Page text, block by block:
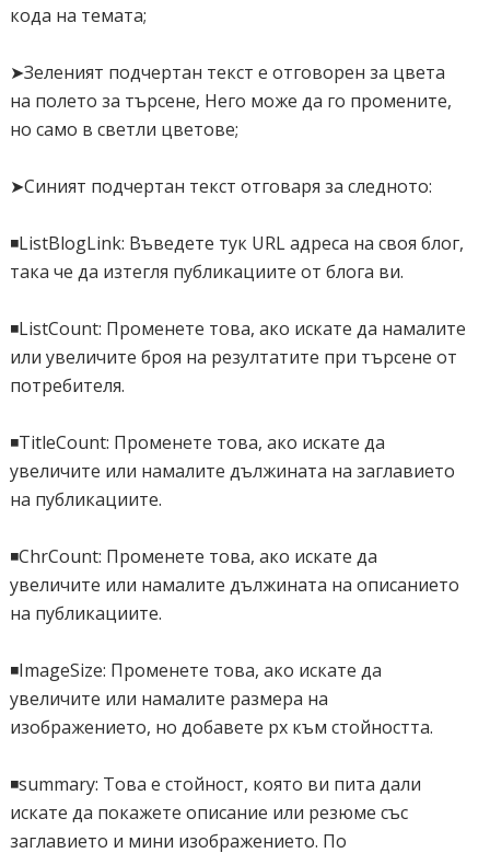
.abt_results_wrap .input-group::before {
border-radius: 8px 30px 0px 8px!important;
background: var(--themeColor);
.abt_results_wrap input {border-radius: 0px!important;}
</style>
<div class='abt_results_wrap'>
<form autocomplete="off" action='/search'>
<input id='search_box' name='q' placeholder='Press
Enter To Search' onkeyup='resetField()' />
<div id='showing_Headings'></div>
<div class="abt_search_wrap abt_switch_class">
</div>
</div>
кода на темата;
➤Зеленият подчертан текст е отговорен за цвета
на полето за търсене, Него може да го промените,
но само в светли цветове;
➤Синият подчертан текст отговаря за следното:
◾ListBlogLink: Въведете тук URL адреса на своя блог,
така че да изтегля публикациите от блога ви.
◾ListCount: Променете това, ако искате да намалите
или увеличите броя на резултатите при търсене от
потребителя.
◾TitleCount: Променете това, ако искате да
увеличите или намалите дължината на заглавието
на публикациите.
◾ChrCount: Променете това, ако искате да
увеличите или намалите дължината на описанието
на публикациите.
◾ImageSize: Променете това, ако искате да
увеличите или намалите размера на
изображението, но добавете px към стойността.
◾summary: Това е стойност, която ви пита дали
искате да покажете описание или резюме със
заглавието и мини изображението. По